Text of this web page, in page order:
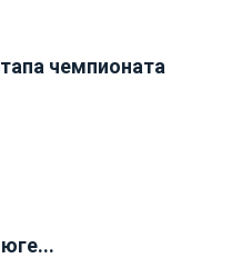
чемпионата